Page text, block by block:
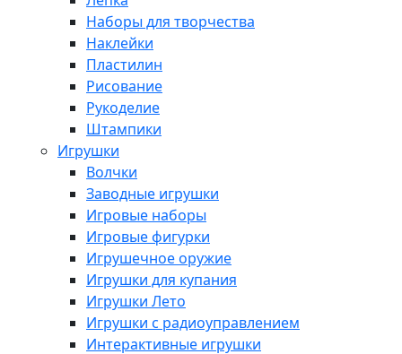
Наборы для творчества
Наклейки
Пластилин
Рисование
Рукоделие
Штампики
Игрушки
Волчки
Заводные игрушки
Игровые наборы
Игровые фигурки
Игрушечное оружие
Игрушки для купания
Игрушки Лето
Игрушки с радиоуправлением
Интерактивные игрушки